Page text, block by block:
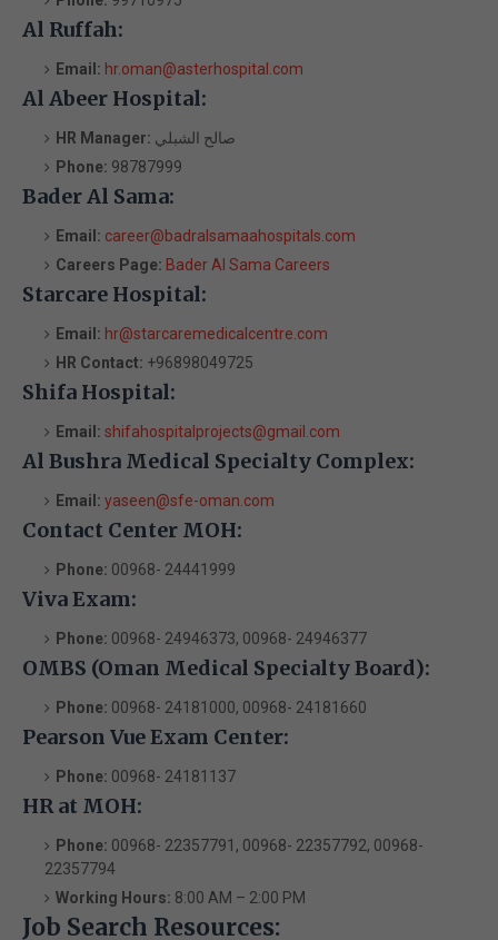
Al Ruffah:
Email: hr.oman@asterhospital.com
Al Abeer Hospital:
HR Manager: صالح الشبلي
Phone: 98787999
Bader Al Sama:
Email: career@badralsamaahospitals.com
Careers Page: Bader Al Sama Careers
Starcare Hospital:
Email: hr@starcaremedicalcentre.com
HR Contact: +96898049725
Shifa Hospital:
Email: shifahospitalprojects@gmail.com
Al Bushra Medical Specialty Complex:
Email: yaseen@sfe-oman.com
Contact Center MOH:
Phone: 00968- 24441999
Viva Exam:
Phone: 00968- 24946373, 00968- 24946377
OMBS (Oman Medical Specialty Board):
Phone: 00968- 24181000, 00968- 24181660
Pearson Vue Exam Center:
Phone: 00968- 24181137
HR at MOH:
Phone: 00968- 22357791, 00968- 22357792, 00968-
22357794
Working Hours: 8:00 AM – 2:00 PM
Job Search Resources: